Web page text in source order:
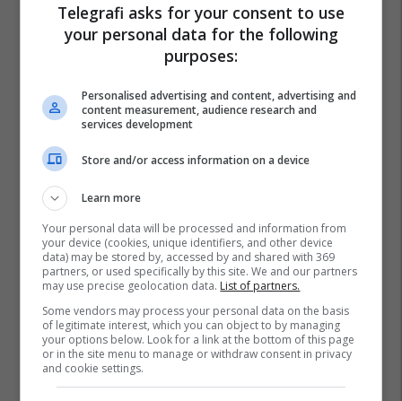
Telegrafi asks for your consent to use
your personal data for the following
purposes:
Personalised advertising and content, advertising and
content measurement, audience research and
services development
Store and/or access information on a device
Learn more
Your personal data will be processed and information from
your device (cookies, unique identifiers, and other device
data) may be stored by, accessed by and shared with 369
partners, or used specifically by this site. We and our partners
may use precise geolocation data. List of partners.
Some vendors may process your personal data on the basis
of legitimate interest, which you can object to by managing
your options below. Look for a link at the bottom of this page
or in the site menu to manage or withdraw consent in privacy
and cookie settings.